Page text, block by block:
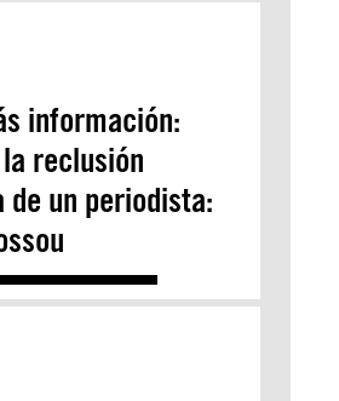
información:
reclusión
un periodista: